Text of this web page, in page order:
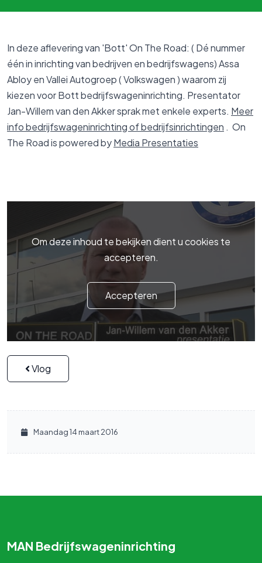
In deze aflevering van 'Bott' On The Road: ( Dé nummer
één in inrichting van bedrijven en bedrijfswagens) Assa
Abloy en Vallei Autogroep ( Volkswagen ) waarom zij
kiezen voor Bott bedrijfswageninrichting. Presentator
Jan-Willem van den Akker sprak met enkele experts. Meer
info bedrijfswageninrichting of bedrijfsinrichtingen . On
The Road is powered byMedia Presentaties
Om deze inhoud te bekijken dient u cookies te
accepteren.
Accepteren
Vlog
Maandag 14 maart 2016
MAN Bedrijfswageninrichting